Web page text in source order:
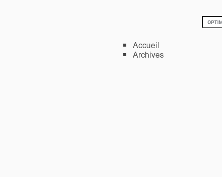
Accueil
Archives